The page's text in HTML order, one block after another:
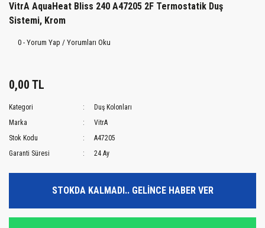
VitrA AquaHeat Bliss 240 A47205 2F Termostatik Duş
Sistemi, Krom
0 - Yorum Yap / Yorumları Oku
0,00 TL
Kategori
Duş Kolonları
Marka
VitrA
Stok Kodu
A47205
Garanti Süresi
24 Ay
STOKDA KALMADI.. GELİNCE HABER VER